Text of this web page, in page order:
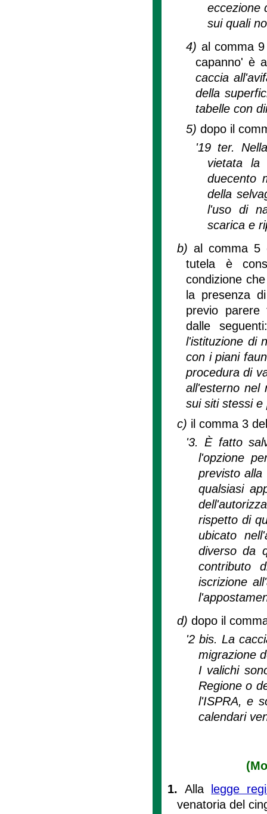
eccezione
sui quali
4) al comma
capanno' è
caccia
della
tabelle con
5)dopo il
'19 ter.
vietata la
duecento
della
l'uso di
scarica e
b) al comma 5
tutela è
condizione
la presenza
previo parere
dalle
l'istituzione di
con i piani
procedura di
all'esterno nel
sui siti stessi e
c) il comma 3
'3. È fatto
l'opzione
previsto
qualsiasi
rispetto di
ubicato
diverso da
contributo
iscrizione
d) dopo il
'2 bis. La
migrazione
I valichi
Regione o
l'ISPRA, e
calendari
1.Alla
legge
venatoria del